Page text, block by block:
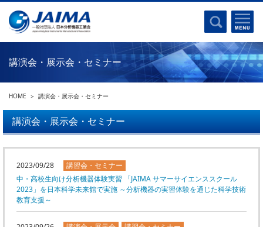
事業計画書
沿革
採用
関連リンク
JAIMAの取り組み
主な活動
分析機器・科学機器遺産認定
海外交流事業
中小企業経営強化税制
はじめに
電磁波(光)
クロマトグラフ
質量分析
電子顕微鏡
熱分析
電気化学
電子線応用
バイオ関連
講演会・展示会・セミナー
HOME 講演会・展示会・セミナー
講演会・展示会・セミナー
2023/09/28
講習会・セミナー
中・高校生向け分析機器体験実習 「JAIMA サマーサイエンススクール
2023」を日本科学未来館で実施 ～分析機器の実習体験を通じた科学技術
教育支援～